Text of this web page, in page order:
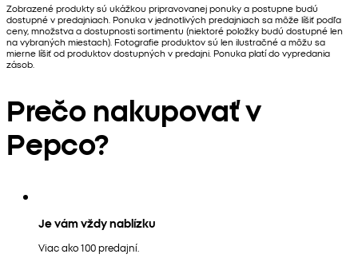
Zobrazené produkty sú ukážkou pripravovanej ponuky a postupne budú
dostupné v predajniach. Ponuka v jednotlivých predajniach sa môže líšiť podľa
ceny, množstva a dostupnosti sortimentu (niektoré položky budú dostupné len
na vybraných miestach). Fotografie produktov sú len ilustračné a môžu sa
mierne líšiť od produktov dostupných v predajni. Ponuka platí do vypredania
zásob.
Prečo nakupovať v
Pepco?
Je vám vždy nablízku
Viac ako 100 predajní.